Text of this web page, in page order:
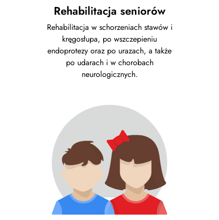
Rehabilitacja seniorów
Rehabilitacja w schorzeniach stawów i
kręgosłupa, po wszczepieniu
endoprotezy oraz po urazach, a także
po udarach i w chorobach
neurologicznych.